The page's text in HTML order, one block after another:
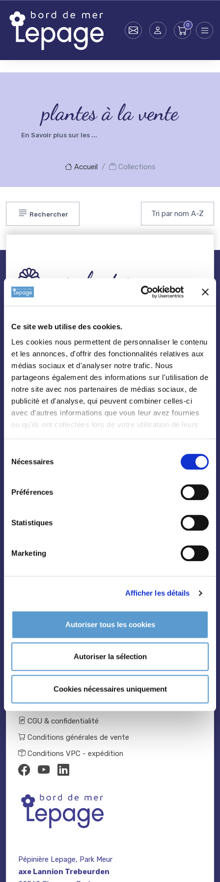
Ce site web utilise des cookies.
Les cookies nous permettent de personnaliser le contenu
et les annonces, d'offrir des fonctionnalités relatives aux
médias sociaux et d'analyser notre trafic. Nous
partageons également des informations sur l'utilisation de
notre site avec nos partenaires de médias sociaux, de
publicité et d'analyse, qui peuvent combiner celles-ci
avec d'autres informations que vous leur avez fournies
ou qu'ils ont collectées lors de votre utilisation de leurs
Nécessaires
Préférences
Statistiques
Marketing
Afficher les détails
Autoriser tous les cookies
Autoriser la sélection
Cookies nécessaires uniquement
plantes à la vente
En Savoir plus sur les ...
Accueil Collections
Rechercher
nos plantes
Arbres
Arbustes
Palmiers
Bambous
Hortensias
Rosiers
Grimpantes
Pleine terre
Catalogue 2024-2025
Nous contacter
Mentions légales
CGU & confidentialité
Conditions générales de vente
Conditions VPC - expédition
Pépinière Lepage, Park Meur
axe Lannion Trebeurden